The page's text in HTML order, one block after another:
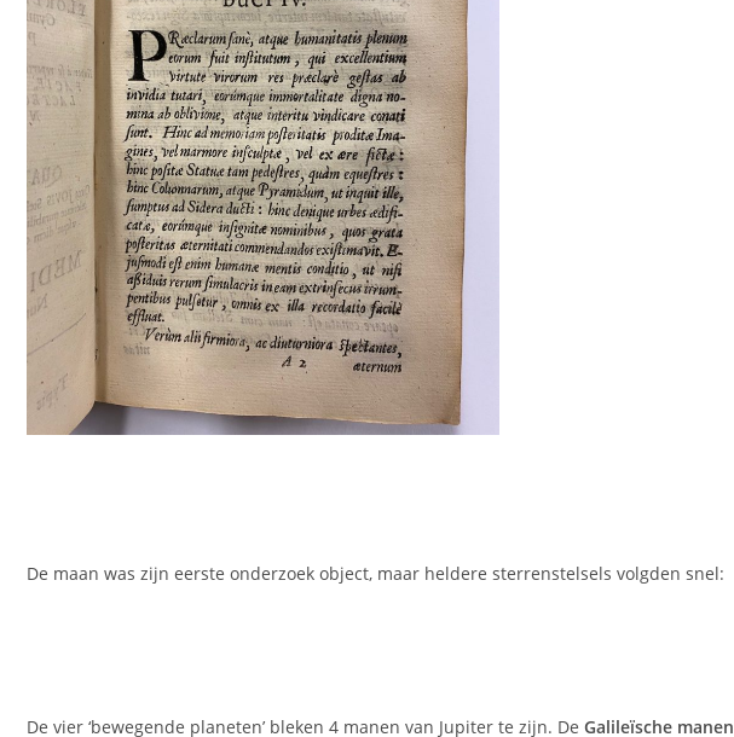
De maan was zijn eerste onderzoek object, maar heldere sterrenstelsels volgden snel:
De vier ‘bewegende planeten’ bleken 4 manen van Jupiter te zijn. De Galileïsche manen